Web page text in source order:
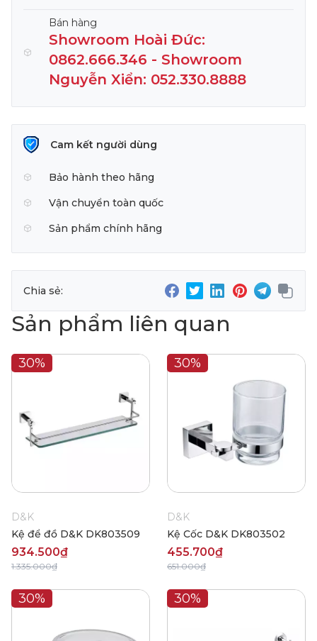
Bán hàng
Showroom Hoài Đức:
0862.666.346 - Showroom
Nguyễn Xiển: 052.330.8888
Cam kết người dùng
Bảo hành theo hãng
Vận chuyển toàn quốc
Sản phẩm chính hãng
Chia sẻ:
Sản phẩm liên quan
30%
D&K
Kệ để đồ D&K DK803509
934.500₫
1.335.000₫
30%
D&K
Kệ Cốc D&K DK803502
455.700₫
651.000₫
30% 30%